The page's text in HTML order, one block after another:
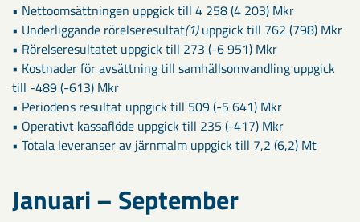
• Nettoomsättningen uppgick till 4 258 (4 203) Mkr
• Underliggande rörelseresultat(1)uppgick till 762 (798) Mkr
• Rörelseresultatet uppgick till 273 (-6 951) Mkr
• Kostnader för avsättning till samhällsomvandling uppgick
till -489 (-613) Mkr
• Periodens resultat uppgick till 509 (-5 641) Mkr
• Operativt kassaflöde uppgick till 235 (-417) Mkr
• Totala leveranser av järnmalm uppgick till 7,2 (6,2) Mt
Januari – September